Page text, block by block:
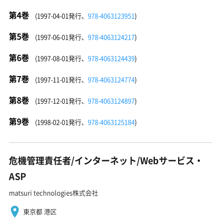
第4巻 (1997-04-01発行、 978-4063123951)
第5巻 (1997-06-01発行、 978-4063124217)
第6巻 (1997-08-01発行、 978-4063124439)
第7巻 (1997-11-01発行、 978-4063124774)
第8巻 (1997-12-01発行、 978-4063124897)
第9巻 (1998-02-01発行、 978-4063125184)
危機管理責任者/インターネット/Webサービス・
ASP
matsuri technologies株式会社
東京都 港区